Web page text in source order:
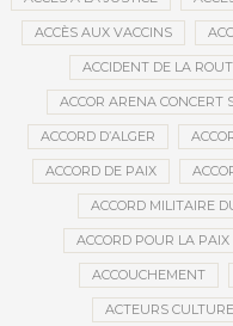
ACCÈS AUX VACCINS
ACCIDENT DE LA
ACCOR ARENA CONCERT
ACCORD D’ALGER
ACCORD DE PAIX
ACCORD MILITAIRE
ACCORD POUR LA PAIX
ACCOUCHEMENT
ACTEURS